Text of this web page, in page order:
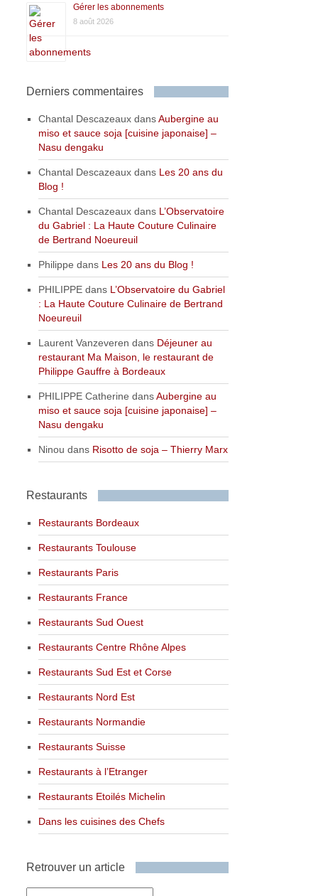
Gérer les abonnements
8 août 2026
Derniers commentaires
Chantal Descazeaux dansAubergine au
miso et sauce soja [cuisine japonaise] –
Nasu dengaku
Chantal Descazeaux dans Les 20 ans du
Blog !
Chantal Descazeaux dans L’Observatoire
du Gabriel : La Haute Couture Culinaire
de Bertrand Noeureuil
Philippe dans Les 20 ans du Blog !
PHILIPPE dans L’Observatoire du Gabriel
: La Haute Couture Culinaire de Bertrand
Noeureuil
Laurent Vanzeveren dans Déjeuner au
restaurant Ma Maison, le restaurant de
Philippe Gauffre à Bordeaux
PHILIPPE Catherine dansAubergine au
miso et sauce soja [cuisine japonaise] –
Nasu dengaku
Ninou dans Risotto de soja – Thierry Marx
Restaurants
Restaurants Bordeaux
Restaurants Toulouse
Restaurants Paris
Restaurants France
Restaurants Sud Ouest
Restaurants Centre Rhône Alpes
Restaurants Sud Est et Corse
Restaurants Nord Est
Restaurants Normandie
Restaurants Suisse
Restaurants à l’Etranger
Restaurants Etoilés Michelin
Dans les cuisines des Chefs
Retrouver un article